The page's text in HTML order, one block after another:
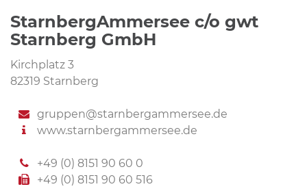
StarnbergAmmersee c/o gwt
Starnberg GmbH
Kirchplatz 3
82319 Starnberg
gruppen@starnbergammersee.de
www.starnbergammersee.de
+49 (0) 8151 90 60 0
+49 (0) 8151 90 60 516